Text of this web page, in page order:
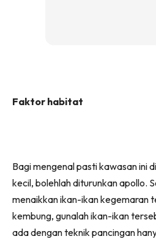
Faktor habitat
Bagi mengenal pasti kawasan ini
kecil, bolehlah diturunkan apollo.
menaikkan ikan-ikan kegemaran
kembung, gunalah ikan-ikan
ada dengan teknik pancingan